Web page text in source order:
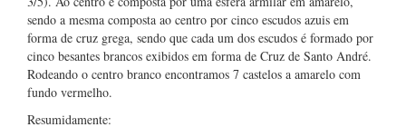
sendo a mesma composta ao centro por cinco escudos azuis em
forma de cruz grega, sendo que cada um dos escudos é formado por
cinco besantes brancos exibidos em forma de Cruz de Santo André.
Rodeando o centro branco encontramos 7 castelos a amarelo com
fundo vermelho.
Resumidamente: